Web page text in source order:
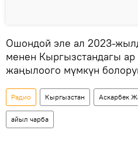
Ошондой эле ал 2023-
менен Кыргызстандагы
жаңылоого мүмкүн
Радио Кыргызстан Аскарбек
айыл чарба